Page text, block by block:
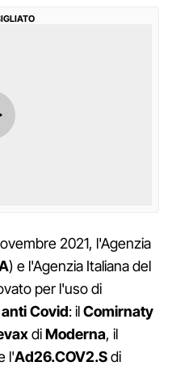
2021, l'Agenzia
) e l'Agenzia Italiana del
per l'uso di
Covid: ilComirnaty
diModerna, il
l'Ad26.COV2.Sdi